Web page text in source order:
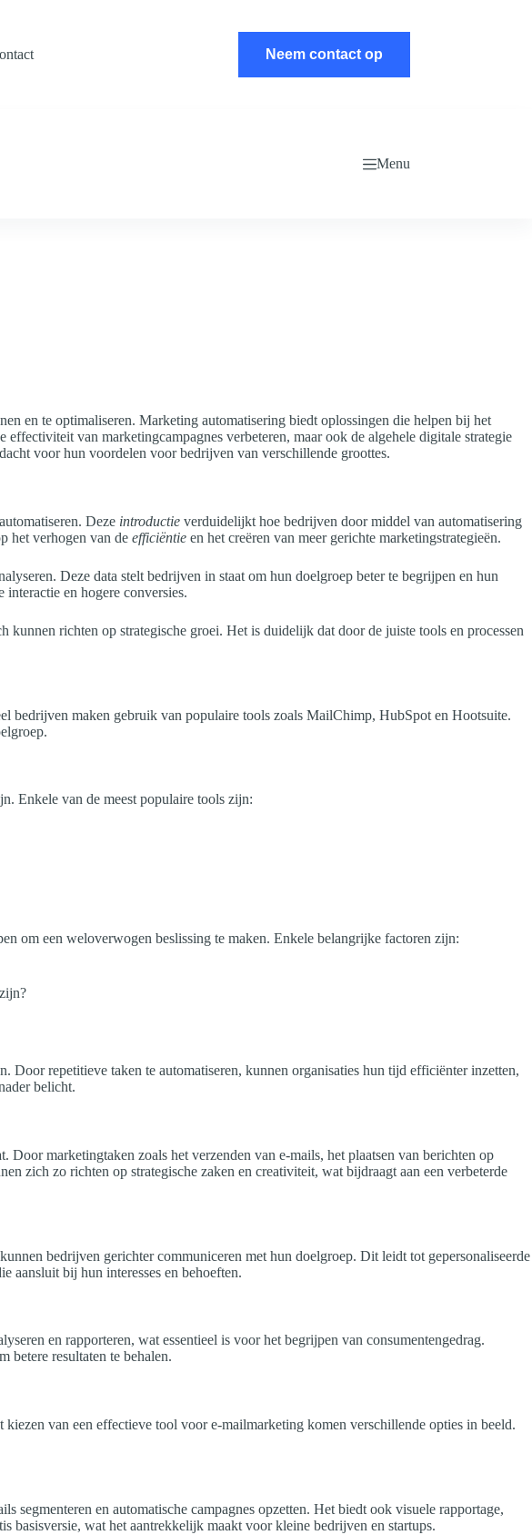
Neem contact op
Menu
en te optimaliseren. Marketing automatisering biedt oplossingen die helpen bij het
van marketingcampagnes verbeteren, maar ook de algehele digitale strategie
voor hun voordelen voor bedrijven van verschillende groottes.
Deze introductie verduidelijkt hoe bedrijven door middel van automatisering
het verhogen van de efficiëntie en het creëren van meer gerichte marketingstrategieën.
Deze data stelt bedrijven in staat om hun doelgroep beter te begrijpen en hun
en hogere conversies.
richten op strategische groei. Het is duidelijk dat door de juiste tools en processen
bedrijven maken gebruik van populaire tools zoals MailChimp, HubSpot en Hootsuite.
Enkele van de meest populaire tools zijn:
om een weloverwogen beslissing te maken. Enkele belangrijke factoren zijn:
Door repetitieve taken te automatiseren, kunnen organisaties hun tijd efficiënter inzetten,
belicht.
Door marketingtaken zoals het verzenden van e-mails, het plaatsen van berichten op
zich zo richten op strategische zaken en creativiteit, wat bijdraagt aan een verbeterde
bedrijven gerichter communiceren met hun doelgroep. Dit leidt tot gepersonaliseerde
aansluit bij hun interesses en behoeften.
en rapporteren, wat essentieel is voor het begrijpen van consumentengedrag.
betere resultaten te behalen.
van een effectieve tool voor e-mailmarketing komen verschillende opties in beeld.
en automatische campagnes opzetten. Het biedt ook visuele rapportage,
basisversie, wat het aantrekkelijk maakt voor kleine bedrijven en startups.